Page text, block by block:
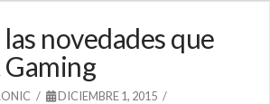
novedades que
DICIEMBRE 1, 2015